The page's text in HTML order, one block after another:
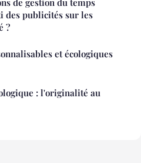
de gestion du temps
publicités sur les
?
et écologiques
: l'originalité au